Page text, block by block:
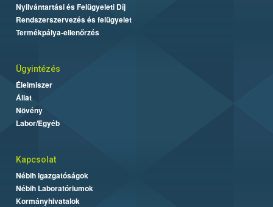
Nyilvántartási és Felügyeleti Díj
Rendszerszervezés és felügyelet
Termékpálya-ellenőrzés
Ügyintézés
Élelmiszer
Állat
Növény
Labor/Egyéb
Kapcsolat
Nébih Igazgatóságok
Nébih Laboratóriumok
Kormányhivatalok